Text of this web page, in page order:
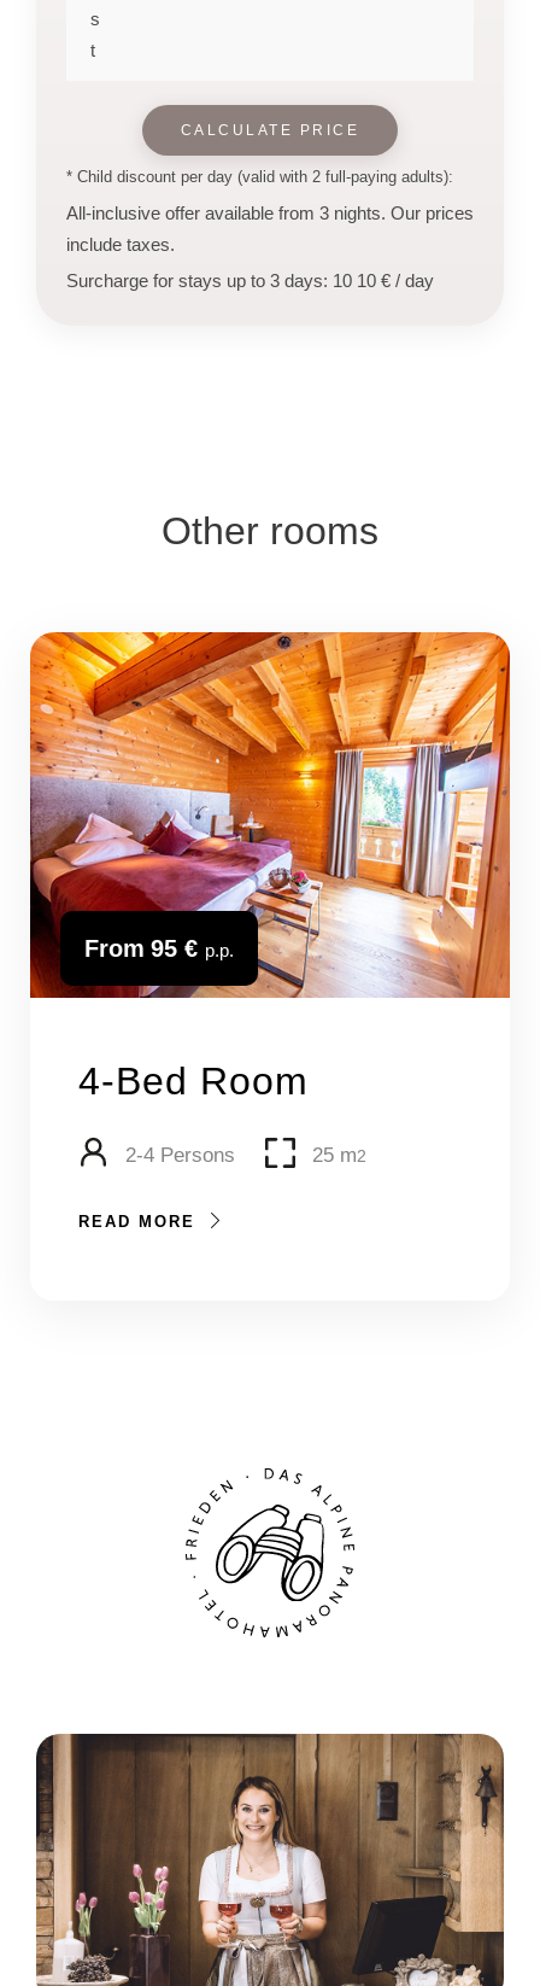
s
t
* Child discount per day (valid with 2 full-paying adults):
All-inclusive offer available from 3 nights. Our prices
include taxes.
Surcharge for stays up to 3 days: 10 10 € / day
CALCULATE PRICE
Other rooms
From 95 € p.p.
4-Bed Room
2-4 Persons 25 m2
READ MORE